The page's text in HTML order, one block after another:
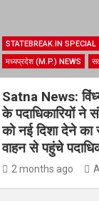
STATEBREAK.IN SPECIAL
मध्यप्रदेश (M.P.) NEWS
Satna News:
के पदाधिकारियों ने
को नई दिशा देने
वाहन से पहुंचे
2 months ago